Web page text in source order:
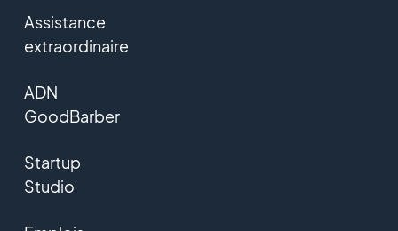
Assistance
extraordinaire
ADN
GoodBarber
Startup
Studio